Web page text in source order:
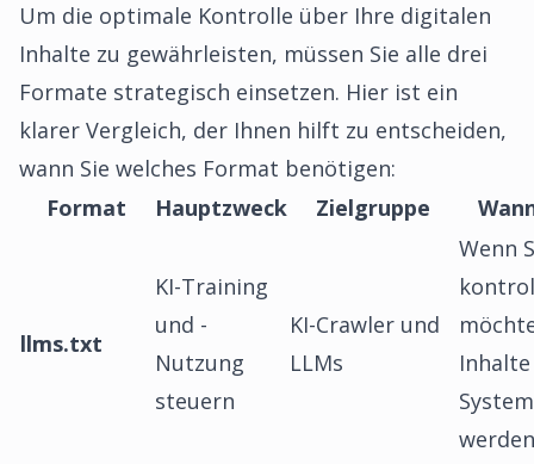
Um die optimale Kontrolle über Ihre digitalen
Inhalte zu gewährleisten, müssen Sie alle drei
Formate strategisch einsetzen. Hier ist ein
klarer Vergleich, der Ihnen hilft zu entscheiden,
wann Sie welches Format benötigen:
Format
Hauptzweck Zielgruppe
llms.txt
KI-Training
und -
Nutzung
steuern
KI-Crawler und
LLMs
Wenn
werden